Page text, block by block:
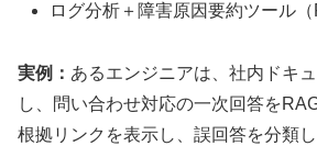
ログ分析＋障害原因要約ツール（
実例： あるエンジニアは、社内ドキ
し、問い合わせ対応の一次回答を
根拠リンクを表示し、誤回答を分類